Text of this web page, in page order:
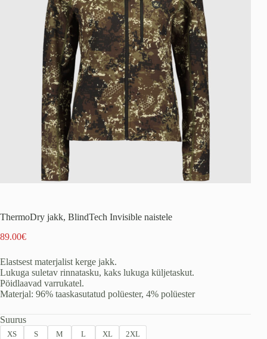
ThermoDry jakk, BlindTech Invisible naistele
89.00€
Elastsest materjalist kerge jakk.
Lukuga suletav rinnatasku, kaks lukuga küljetaskut.
Pöidlaavad varrukatel.
Materjal: 96% taaskasutatud polüester, 4% polüester
Suurus
XS S M L XL 2XL